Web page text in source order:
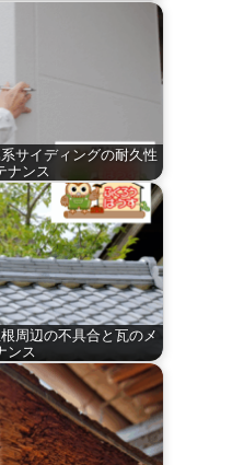
サイディングの耐久性
ナンス
周辺の不具合と瓦のメ
ンス